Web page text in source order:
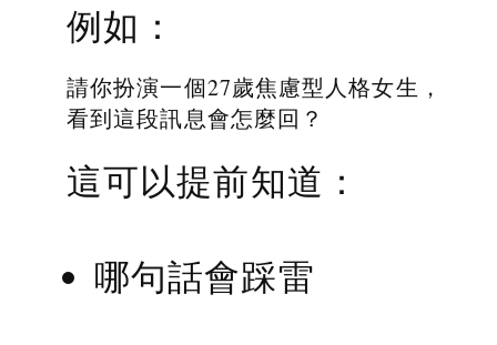
例如：
請你扮演一個27歲焦慮型人格女生，
看到這段訊息會怎麼回？
這可以提前知道：
哪句話會踩雷